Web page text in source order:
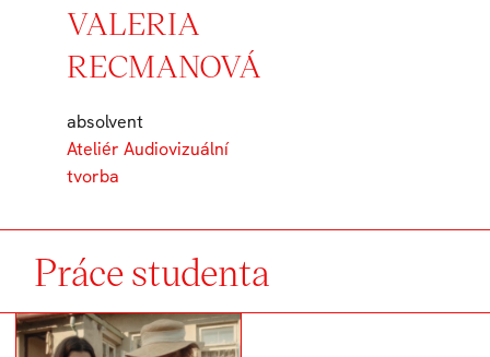
VALERIA
RECMANOVÁ
absolvent
Ateliér Audiovizuální
tvorba
Práce studenta